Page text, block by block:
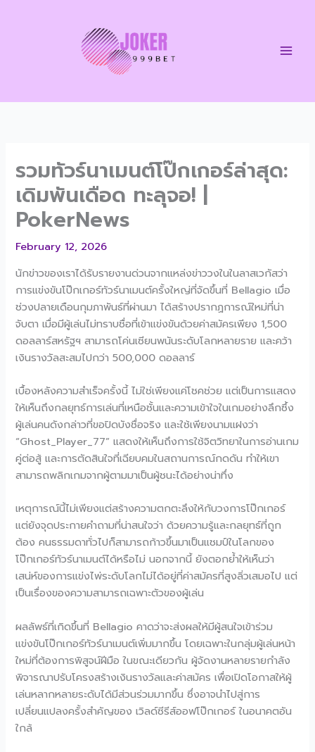
รวมทัวร์นาเมนต์โป๊กเกอร์ล่าสุด:
เดิมพันเดือด ทะลุจอ! |
PokerNews
February 12, 2026
นักข่าวของเราได้รับรายงานด่วนจากแหล่งข่าววงในในลาสเวกัสว่า
การแข่งขันโป๊กเกอร์ทัวร์นาเมนต์ครั้งใหญ่ที่จัดขึ้นที่ Bellagio เมื่อ
ช่วงปลายเดือนกุมภาพันธ์ที่ผ่านมา ได้สร้างปรากฏการณ์ใหม่ที่น่า
จับตา เมื่อมีผู้เล่นไม่ทราบชื่อที่เข้าแข่งขันด้วยค่าสมัครเพียง 1,500
ดอลลาร์สหรัฐฯ สามารถโค่นเซียนพนันระดับโลกหลายราย และคว้า
เงินรางวัลสะสมไปกว่า 500,000 ดอลลาร์
เบื้องหลังความสำเร็จครั้งนี้ ไม่ใช่เพียงแค่โชคช่วย แต่เป็นการแสดง
ให้เห็นถึงกลยุทธ์การเล่นที่เหนือชั้นและความเข้าใจในเกมอย่างลึกซึ้ง
ผู้เล่นคนดังกล่าวที่ขอปิดบังชื่อจริง และใช้เพียงนามแฝงว่า
“Ghost_Player_77” แสดงให้เห็นถึงการใช้จิตวิทยาในการอ่านเกม
คู่ต่อสู้ และการตัดสินใจที่เฉียบคมในสถานการณ์กดดัน ทำให้เขา
สามารถพลิกเกมจากผู้ตามมาเป็นผู้ชนะได้อย่างน่าทึ่ง
เหตุการณ์นี้ไม่เพียงแต่สร้างความตกตะลึงให้กับวงการโป๊กเกอร์
แต่ยังจุดประกายคำถามที่น่าสนใจว่า ด้วยความรู้และกลยุทธ์ที่ถูก
ต้อง คนธรรมดาทั่วไปก็สามารถก้าวขึ้นมาเป็นแชมป์ในโลกของ
โป๊กเกอร์ทัวร์นาเมนต์ได้หรือไม่ นอกจากนี้ ยังตอกย้ำให้เห็นว่า
เสน่ห์ของการแข่งไพ่ระดับโลกไม่ได้อยู่ที่ค่าสมัครที่สูงลิ่วเสมอไป แต่
เป็นเรื่องของความสามารถเฉพาะตัวของผู้เล่น
ผลลัพธ์ที่เกิดขึ้นที่ Bellagio คาดว่าจะส่งผลให้มีผู้สนใจเข้าร่วม
แข่งขันโป๊กเกอร์ทัวร์นาเมนต์เพิ่มมากขึ้น โดยเฉพาะในกลุ่มผู้เล่นหน้า
ใหม่ที่ต้องการพิสูจน์ฝีมือ ในขณะเดียวกัน ผู้จัดงานหลายรายกำลัง
พิจารณาปรับโครงสร้างเงินรางวัลและค่าสมัคร เพื่อเปิดโอกาสให้ผู้
เล่นหลากหลายระดับได้มีส่วนร่วมมากขึ้น ซึ่งอาจนำไปสู่การ
เปลี่ยนแปลงครั้งสำคัญของ เวิลด์ซีรีส์ออฟโป๊กเกอร์ ในอนาคตอัน
ใกล้